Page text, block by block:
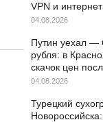
VPN и
04.08.2026
Путин уехал —
рубля: в
скачок цен
04.08.2026
Турецкий